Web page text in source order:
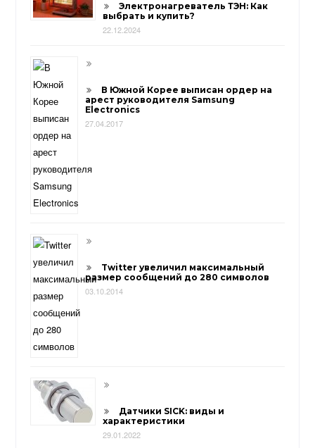
Электронагреватель ТЭН: Как
выбрать и купить?
22.12.2024
В Южной Корее выписан ордер на
арест руководителя Samsung
Electronics
27.04.2017
Twitter увеличил максимальный
размер сообщений до 280 символов
03.10.2014
Датчики SICK: виды и
характеристики
29.01.2022